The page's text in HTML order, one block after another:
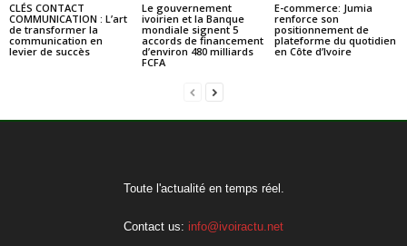
CLÉS CONTACT
COMMUNICATION : L’art
de transformer la
communication en
levier de succès
Le gouvernement
ivoirien et la Banque
mondiale signent 5
accords de financement
d’environ 480 milliards
FCFA
E-commerce: Jumia
renforce son
positionnement de
plateforme du quotidien
en Côte d’Ivoire
Toute l'actualité en temps réel.
Contact us: info@ivoiractu.net